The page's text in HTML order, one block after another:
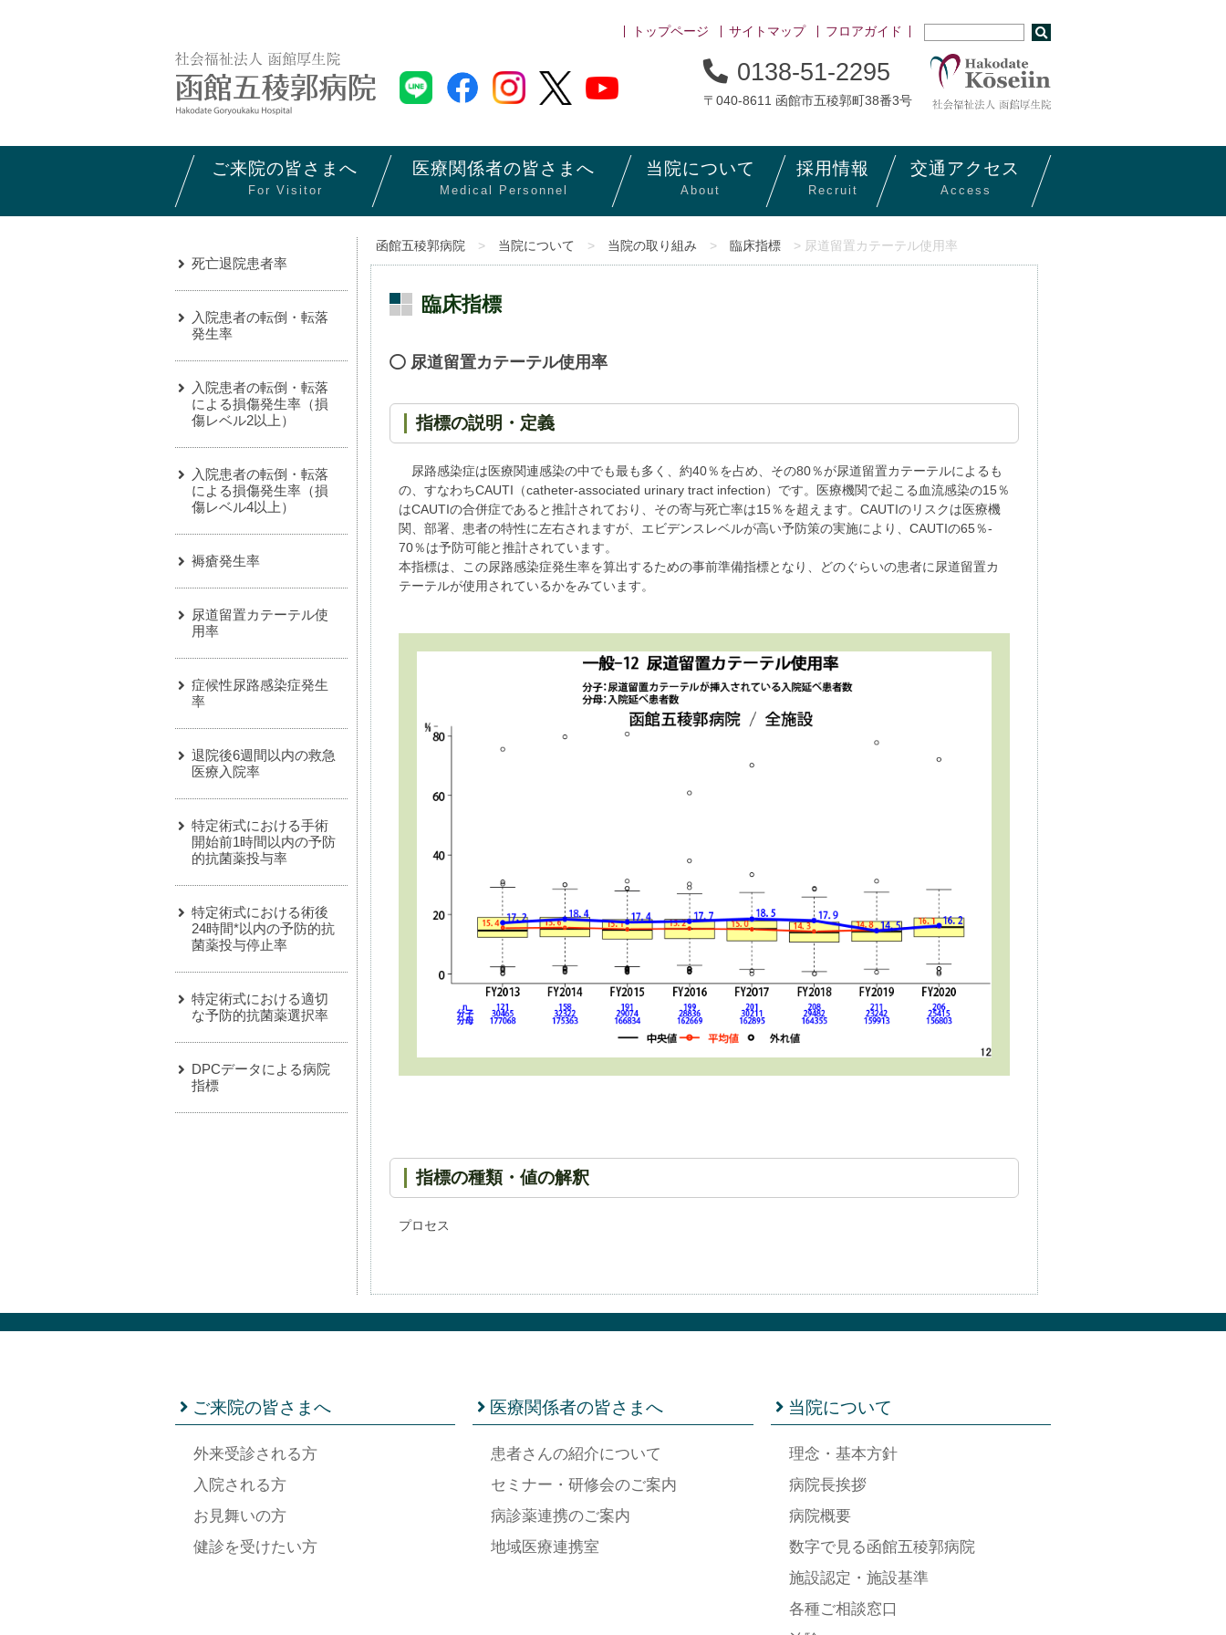
トップページ サイトマップ フロアガイド
0138-51-2295
〒040-8611 函館市五稜郭町38番3号
ご来院の皆さまへ
For Visitor
医療関係者の皆さまへ
Medical Personnel
当院について
About
採用情報
Recruit
交通 アクセス
Access
函館五稜郭病院 > 当院について > 当院の取り組み > 臨床指標 > 尿道留置カテーテル使用率
臨床指標
尿道留置カテーテル使用率
指標の説明・定義
尿路感染症は医療関連感染の中でも最も多く、約40％を占め、その80％が尿道留置カテーテルによるも
の、すなわちCAUTI（catheter-associated urinary tract infection）です。医療機関で起こる血流感染の15％
はCAUTIの合併症であると推計されており、その寄与死亡率は15％を超えます。CAUTIのリスクは医療機
関、部署、患者の特性に左右されますが、エビデンスレベルが高い予防策の実施により、CAUTIの65％‐
70％は予防可能と推計されています。
本指標は、この尿路感染症発生率を算出するための事前準備指標となり、どのぐらいの患者に尿道留置カ
テーテルが使用されているかをみています。
指標の種類・値の解釈
プロセス
死亡退院患者率
入院患者の転倒・転落
発生率
入院患者の転倒・転落
による損傷発生率（損
傷レベル2以上）
入院患者の転倒・転落
による損傷発生率（損
傷レベル4以上）
褥瘡発生率
尿道留置カテーテル使
用率
症候性尿路感染症発生
率
退院後6週間以内の救急
医療入院率
特定術式における手術
開始前1時間以内の予防
的抗菌薬投与率
特定術式における術後
24時間*以内の予防的抗
菌薬投与停止率
特定術式における適切
な予防的抗菌薬選択率
DPCデータによる病院
指標
ご来院の皆さまへ
外来受診される方
入院される方
お見舞いの方
健診を受けたい方
医療関係者の皆さまへ
患者さんの紹介について
セミナー・研修会のご案内
病診薬連携のご案内
地域医療連携室
当院について
理念・基本方針
病院長挨拶
病院概要
数字で見る函館五稜郭病院
施設認定・施設基準
各種ご相談窓口